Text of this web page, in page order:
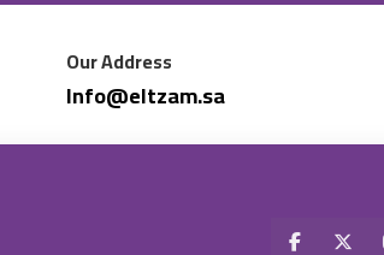
Our Address
Info@eltzam.sa